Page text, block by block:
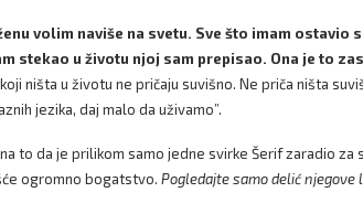
volim naviše na svetu. Sve što imam
stekao u životu njoj sam prepisao. Ona je to
ništa u životu ne pričaju suvišno. Ne priča ništa
jezika, daj malo da uživamo”.
to da je prilikom samo jedne svirke Šerif zaradio
ogromno bogatstvo. Pogledajte samo delić njegove